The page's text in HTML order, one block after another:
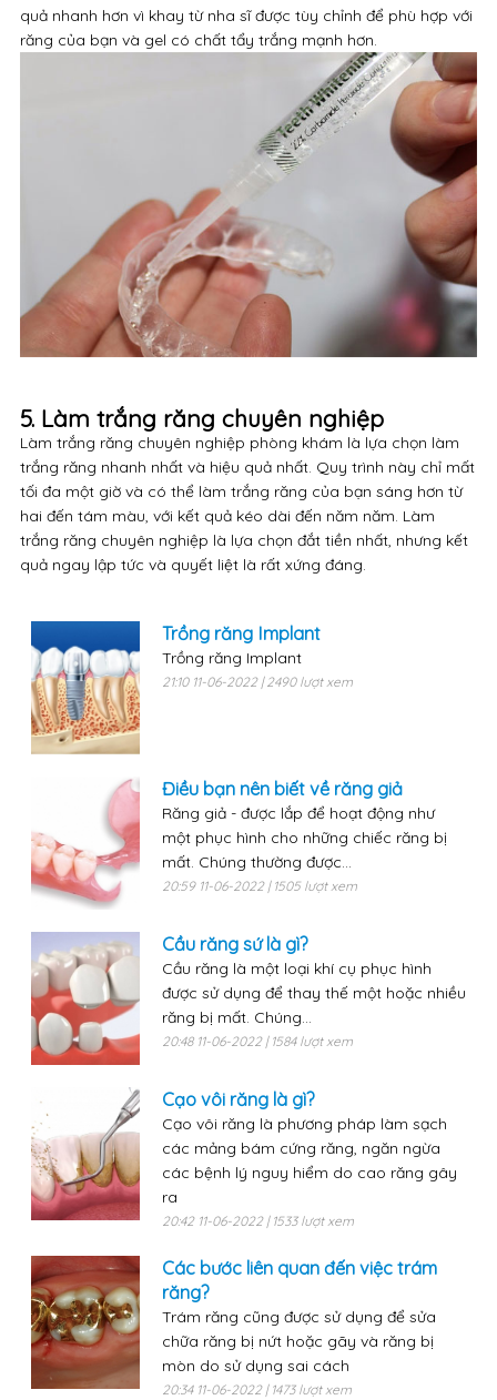
quả nhanh hơn vì khay từ nha sĩ được tùy chỉnh để phù hợp với
răng của bạn và gel có chất tẩy trắng mạnh hơn.
5. Làm trắng răng chuyên nghiệp
Làm trắng răng chuyên nghiệp phòng khám là lựa chọn làm
trắng răng nhanh nhất và hiệu quả nhất. Quy trình này chỉ mất
tối đa một giờ và có thể làm trắng răng của bạn sáng hơn từ
hai đến tám màu, với kết quả kéo dài đến năm năm. Làm
trắng răng chuyên nghiệp là lựa chọn đắt tiền nhất, nhưng kết
quả ngay lập tức và quyết liệt là rất xứng đáng.
Trồng răng Implant
Trồng răng Implant
21:10 11-06-2022 | 2490 lượt xem
Điều bạn nên biết về răng giả
Răng giả - được lắp để hoạt động như
một phục hình cho những chiếc răng bị
mất. Chúng thường được...
20:59 11-06-2022 | 1505 lượt xem
Cầu răng sứ là gì?
Cầu răng là một loại khí cụ phục hình
được sử dụng để thay thế một hoặc nhiều
răng bị mất. Chúng...
20:48 11-06-2022 | 1584 lượt xem
Cạo vôi răng là gì?
Cạo vôi răng là phương pháp làm sạch
các mảng bám cứng răng, ngăn ngừa
các bệnh lý nguy hiểm do cao răng gây
ra
20:42 11-06-2022 | 1533 lượt xem
Các bước liên quan đến việc trám
răng?
Trám răng cũng được sử dụng để sửa
chữa răng bị nứt hoặc gãy và răng bị
mòn do sử dụng sai cách
20:34 11-06-2022 | 1473 lượt xem